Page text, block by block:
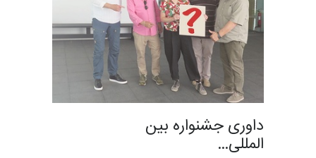
داوری جشنواره بین
المللی…